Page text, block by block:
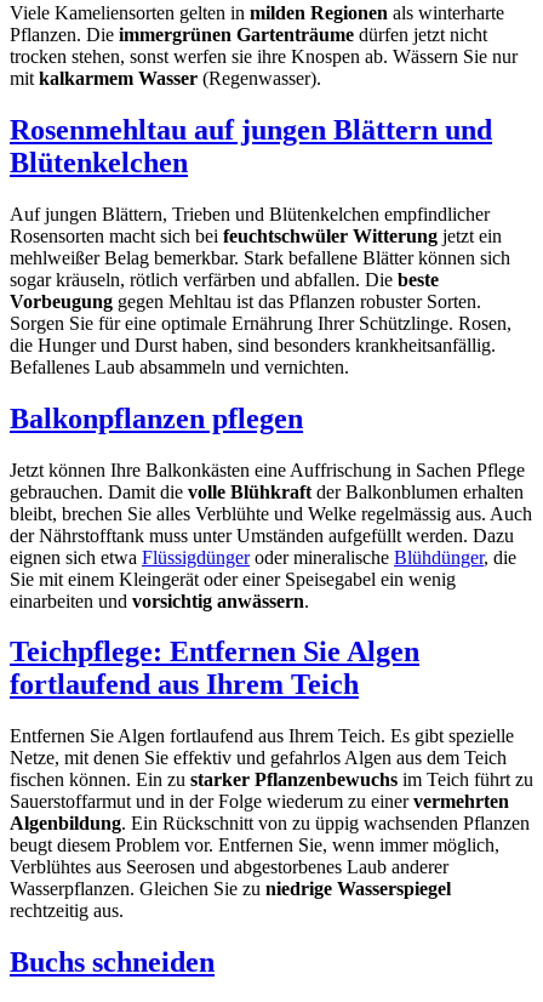
Viele Kameliensorten gelten in milden Regionen als winterharte
Pflanzen. Die immergrünen Gartenträume dürfen jetzt nicht
trocken stehen, sonst werfen sie ihre Knospen ab. Wässern Sie nur
mit kalkarmem Wasser (Regenwasser).
Rosenmehltau auf jungen Blättern und
Blütenkelchen
Auf jungen Blättern, Trieben und Blütenkelchen empfindlicher
Rosensorten macht sich bei feuchtschwüler Witterung jetzt ein
mehlweißer Belag bemerkbar. Stark befallene Blätter können sich
sogar kräuseln, rötlich verfärben und abfallen. Die beste
Vorbeugung gegen Mehltau ist das Pflanzen robuster Sorten.
Sorgen Sie für eine optimale Ernährung Ihrer Schützlinge. Rosen,
die Hunger und Durst haben, sind besonders krankheitsanfällig.
Befallenes Laub absammeln und vernichten.
Balkonpflanzen pflegen
Jetzt können Ihre Balkonkästen eine Auffrischung in Sachen Pflege
gebrauchen. Damit die volle Blühkraft der Balkonblumen erhalten
bleibt, brechen Sie alles Verblühte und Welke regelmässig aus. Auch
der Nährstofftank muss unter Umständen aufgefüllt werden. Dazu
eignen sich etwa Flüssigdüngeroder mineralische Blühdünger, die
Sie mit einem Kleingerät oder einer Speisegabel ein wenig
einarbeiten und vorsichtig anwässern.
Teichpflege: Entfernen Sie Algen
fortlaufend aus Ihrem Teich
Entfernen Sie Algen fortlaufend aus Ihrem Teich. Es gibt spezielle
Netze, mit denen Sie effektiv und gefahrlos Algen aus dem Teich
fischen können. Ein zu starker Pflanzenbewuchs im Teich führt zu
Sauerstoffarmut und in der Folge wiederum zu einervermehrten
Algenbildung. Ein Rückschnitt von zu üppig wachsenden Pflanzen
beugt diesem Problem vor. Entfernen Sie, wenn immer möglich,
Verblühtes aus Seerosen und abgestorbenes Laub anderer
Wasserpflanzen. Gleichen Sie zu niedrige Wasserspiegel
rechtzeitig aus.
Buchs schneiden